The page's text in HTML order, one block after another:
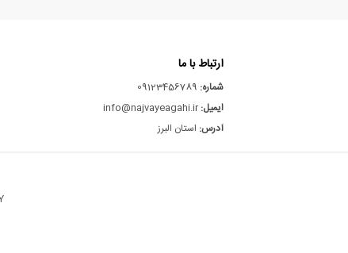
ارتباط با ما
شماره:
ایمیل:
آدرس: استان البرز